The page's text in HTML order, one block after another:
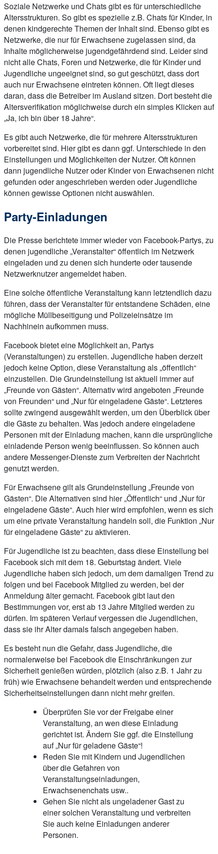
Soziale Netzwerke und Chats gibt es für unterschiedliche
Altersstrukturen. So gibt es spezielle z.B. Chats für Kinder, in
denen kindgerechte Themen der Inhalt sind. Ebenso gibt es
Netzwerke, die nur für Erwachsene zugelassen sind, da
Inhalte möglicherweise jugendgefährdend sind. Leider sind
nicht alle Chats, Foren und Netzwerke, die für Kinder und
Jugendliche ungeeignet sind, so gut geschützt, dass dort
auch nur Erwachsene eintreten können. Oft liegt dieses
daran, dass die Betreiber im Ausland sitzen. Dort besteht die
Altersverifikation möglichweise durch ein simples Klicken auf
„Ja, ich bin über 18 Jahre“.
Es gibt auch Netzwerke, die für mehrere Altersstrukturen
vorbereitet sind. Hier gibt es dann ggf. Unterschiede in den
Einstellungen und Möglichkeiten der Nutzer. Oft können
dann jugendliche Nutzer oder Kinder von Erwachsenen nicht
gefunden oder angeschrieben werden oder Jugendliche
können gewisse Optionen nicht auswählen.
Party-Einladungen
Die Presse berichtete immer wieder von Facebook-Partys, zu
denen jugendliche „Veranstalter“ öffentlich im Netzwerk
eingeladen und zu denen sich hunderte oder tausende
Netzwerknutzer angemeldet haben.
Eine solche öffentliche Veranstaltung kann letztendlich dazu
führen, dass der Veranstalter für entstandene Schäden, eine
mögliche Müllbeseitigung und Polizeieinsätze im
Nachhinein aufkommen muss.
Facebook bietet eine Möglichkeit an, Partys
(Veranstaltungen) zu erstellen. Jugendliche haben derzeit
jedoch keine Option, diese Veranstaltung als „öffentlich“
einzustellen. Die Grundeinstellung ist aktuell immer auf
„Freunde von Gästen“. Alternativ wird angeboten „Freunde
von Freunden“ und „Nur für eingeladene Gäste“. Letzteres
sollte zwingend ausgewählt werden, um den Überblick über
die Gäste zu behalten. Was jedoch andere eingeladene
Personen mit der Einladung machen, kann die ursprüngliche
einladende Person wenig beeinflussen. So können auch
andere Messenger-Dienste zum Verbreiten der Nachricht
genutzt werden.
Für Erwachsene gilt als Grundeinstellung „Freunde von
Gästen“. Die Alternativen sind hier „Öffentlich“ und „Nur für
eingeladene Gäste“. Auch hier wird empfohlen, wenn es sich
um eine private Veranstaltung handeln soll, die Funktion „Nur
für eingeladene Gäste“ zu aktivieren.
Für Jugendliche ist zu beachten, dass diese Einstellung bei
Facebook sich mit dem 18. Geburtstag ändert. Viele
Jugendliche haben sich jedoch, um dem damaligen Trend zu
folgen und bei Facebook Mitglied zu werden, bei der
Anmeldung älter gemacht. Facebook gibt laut den
Bestimmungen vor, erst ab 13 Jahre Mitglied werden zu
dürfen. Im späteren Verlauf vergessen die Jugendlichen,
dass sie ihr Alter damals falsch angegeben haben.
Es besteht nun die Gefahr, dass Jugendliche, die
normalerweise bei Facebook die Einschränkungen zur
Sicherheit genießen würden, plötzlich (also z.B. 1 Jahr zu
früh) wie Erwachsene behandelt werden und entsprechende
Sicherheitseinstellungen dann nicht mehr greifen.
Überprüfen Sie vor der Freigabe einer
Veranstaltung, an wen diese Einladung
gerichtet ist. Ändern Sie ggf. die Einstellung
auf „Nur für geladene Gäste“!
Reden Sie mit Kindern und Jugendlichen
über die Gefahren von
Veranstaltungseinladungen,
Erwachsenenchats usw..
Gehen Sie nicht als ungeladener Gast zu
einer solchen Veranstaltung und verbreiten
Sie auch keine Einladungen anderer
Personen.